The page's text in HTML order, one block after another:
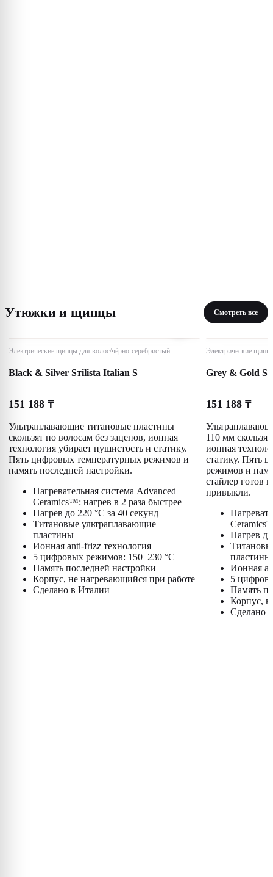
Утюжки и щипцы Смотреть все
Электрические щипцы для волос/чёрно-серебристый
Black & Silver Sтilistа Italian S
151 188 ₸
Ультраплавающие титановые пластины
скользят по волосам без зацепов, ионная
технология убирает пушистость и статику.
Пять цифровых температурных режимов и
память последней настройки.
Нагревательная система Advanced
Ceramics™: нагрев в 2 раза быстрее
Нагрев до 220 °C за 40 секунд
Титановые ультраплавающие
пластины
Ионная anti-frizz технология
5 цифровых режимов: 150–230 °C
Память последней настройки
Корпус, не нагревающийся при работе
Сделано в Италии
Электрические
Grey & Gold
151 188 ₸
110 мм
ионная
статику. Пять
режимов и
стайлер готов
привыкли.
Нагрев
Ионная
5
Память
Корпус,
Сделано